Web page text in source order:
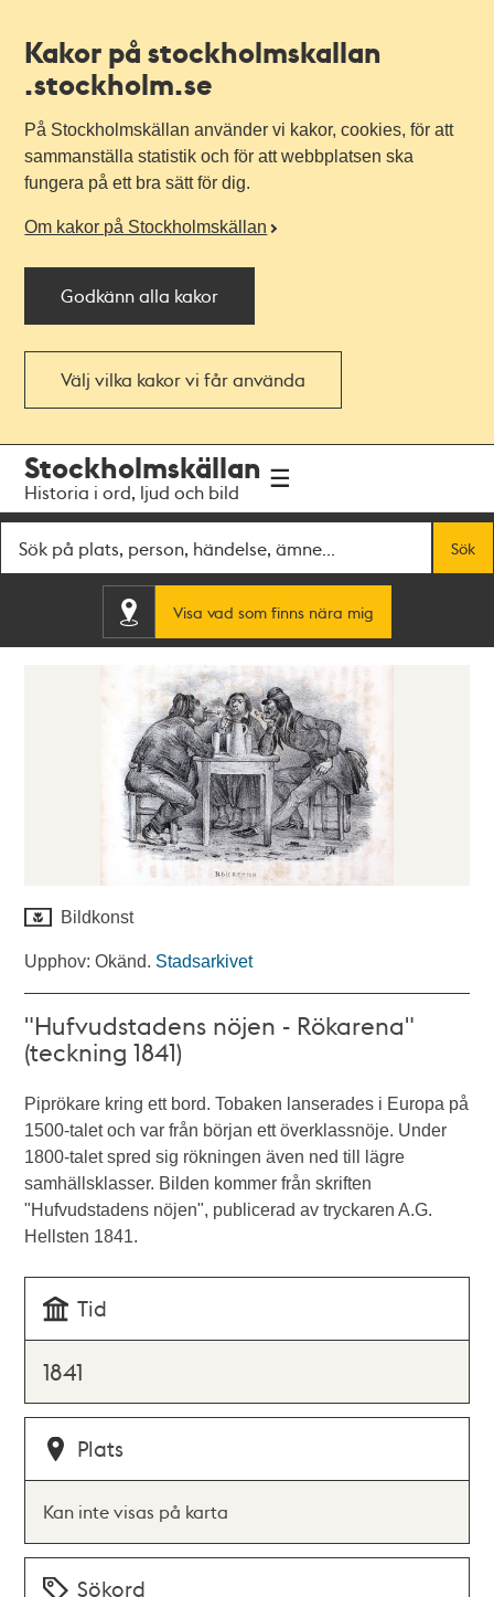
Kakor på stockholmskallan
.stockholm.se
På Stockholmskällan använder vi kakor, cookies, för att
sammanställa statistik och för att webbplatsen ska
fungera på ett bra sätt för dig.
Om kakor på Stockholmskällan
Godkänn alla kakor
Välj vilka kakor vi får använda
navigationen
huvudinnehållet
Stockholmskällan
Historia i ord, ljud och bild
Sök
Visa vad som finns nära mig
Bildkonst
Upphov: Okänd. Stadsarkivet
"Hufvudstadens nöjen - Rökarena"
(teckning 1841)
Piprökare kring ett bord. Tobaken lanserades i Europa på
1500-talet och var från början ett överklassnöje. Under
1800-talet spred sig rökningen även ned till lägre
samhällsklasser. Bilden kommer från skriften
"Hufvudstadens nöjen", publicerad av tryckaren A.G.
Hellsten 1841.
Tid
1841
Plats
Kan inte visas på karta
Sökord